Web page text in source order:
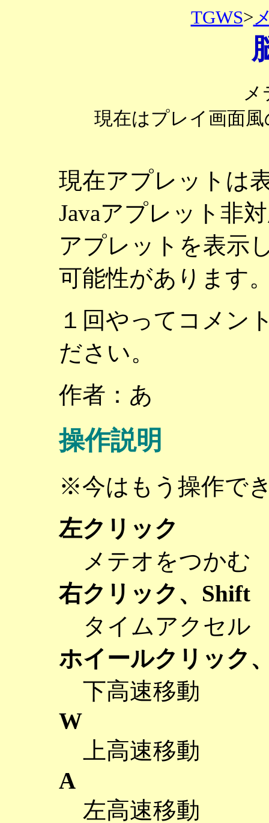
TGWS>
メ
現在はプレイ画面
現在アプレットは
Javaアプレット非
アプレットを表示
可能性があります
１回やってコメン
ださい。
作者：あ
操作説明
※今はもう操作で
左クリック
メテオをつかむ
右クリック、Shift
タイムアクセル
ホイールクリック
下高速移動
W
上高速移動
A
左高速移動